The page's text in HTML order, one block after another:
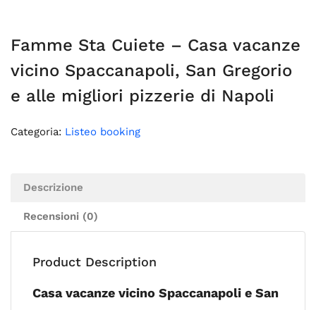
Famme Sta Cuiete – Casa vacanze
vicino Spaccanapoli, San Gregorio
e alle migliori pizzerie di Napoli
Categoria: Listeo booking
Descrizione
Recensioni (0)
Product Description
Casa vacanze vicino Spaccanapoli e San